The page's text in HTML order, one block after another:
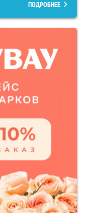
ПОДРОБНЕЕ